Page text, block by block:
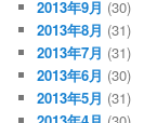
2013年9月 (30)
2013年8月 (31)
2013年7月 (31)
2013年6月 (30)
2013年5月 (31)